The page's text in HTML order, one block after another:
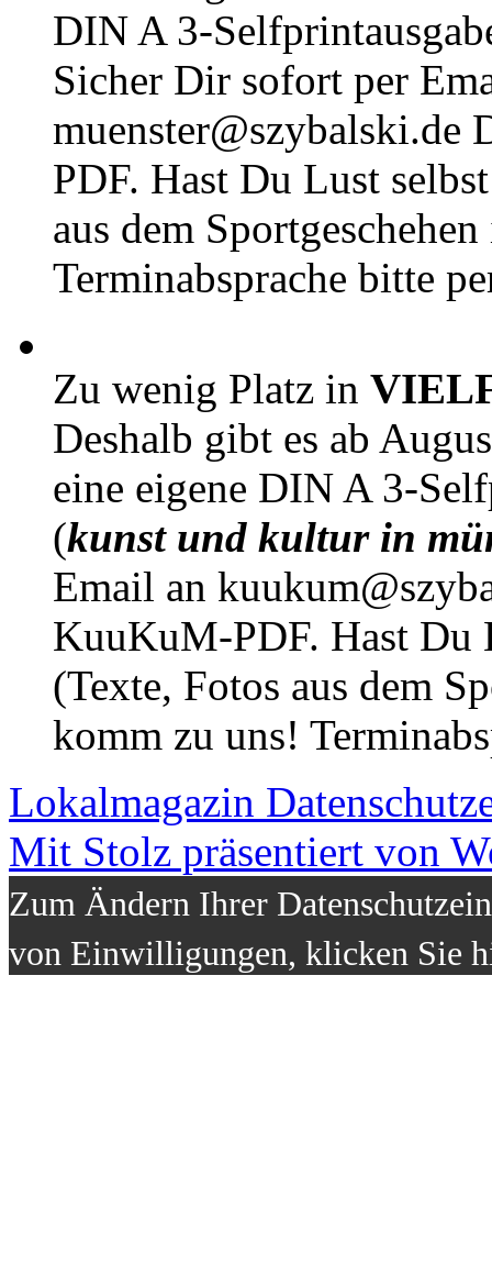
DIN A 3-
Sicher Dir sofort per
muenster@szybalski.de
PDF. Hast Du Lust
aus dem
Terminabsprache bitte
Zu wenig Platz in
Deshalb gibt es ab
eine eigene DIN A 3-
(kunst und kultur in
Email an
KuuKuM-PDF. Hast Du
(Texte, Fotos aus dem
komm zu uns!
Lokalmagazin
Mit Stolz präsentiert von
Zum Ändern Ihrer
von Einwilligungen, klicken Sie